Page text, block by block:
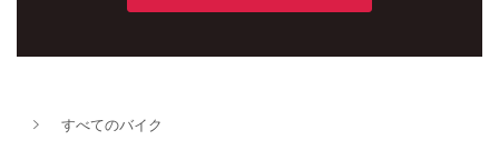
すべてのバイク
新車